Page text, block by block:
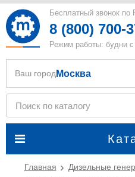
Бесплатный звонок по
8 (800) 700-
Режим работы: будни
Ваш город Москва
Главная
Дизельные